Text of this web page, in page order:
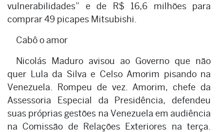
vulnerabilidades” e de R$ 16,6 milhões para
comprar 49 picapes Mitsubishi.
Cabô o amor
Nicolás Maduro avisou ao Governo que não
quer Lula da Silva e Celso Amorim pisando na
Venezuela. Rompeu de vez. Amorim, chefe da
Assessoria Especial da Presidência, defendeu
suas próprias gestões na Venezuela em audiência
na Comissão de Relações Exteriores na terça.